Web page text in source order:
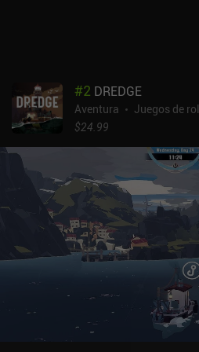
#2 DREDGE
Aventura
Juegos de rol
$24.99